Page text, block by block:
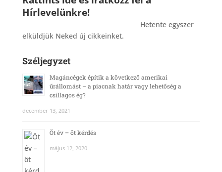
Hírlevelünkre!
Hetente egyszer
elküldjük Neked új cikkeinket.
Széljegyzet
Magáncégek építik a következő amerikai
űrállomást – a piacnak határ vagy lehetőség a
csillagos ég?
december 13, 2021
Öt év – öt kérdés
május 12, 2020